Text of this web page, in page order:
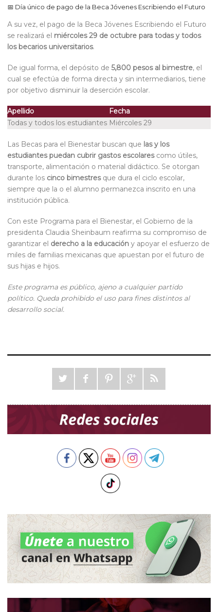
📅 Día único de pago de la Beca Jóvenes Escribiendo el Futuro
A su vez, el pago de la Beca Jóvenes Escribiendo el Futuro
se realizará el miércoles 29 de octubre para todas y todos
los becarios universitarios.
De igual forma, el depósito de 5,800 pesos al bimestre, el
cual se efectúa de forma directa y sin intermediarios, tiene
por objetivo disminuir la deserción escolar.
Apellido
Fecha
Todas y todos los estudiantes Miércoles 29
Las Becas para el Bienestar buscan que las y los
estudiantes puedan cubrir gastos escolarescomo útiles,
transporte, alimentación o material didáctico. Se otorgan
durante los cinco bimestresque dura el ciclo escolar,
siempre que la o el alumno permanezca inscrito en una
institución pública.
Con este Programa para el Bienestar, el Gobierno de la
presidenta Claudia Sheinbaum reafirma su compromiso de
garantizar el derecho a la educación y apoyar el esfuerzo de
miles de familias mexicanas que apuestan por el futuro de
sus hijas e hijos.
Este programa es público, ajeno a cualquier partido
político. Queda prohibido el uso para fines distintos al
desarrollo social.